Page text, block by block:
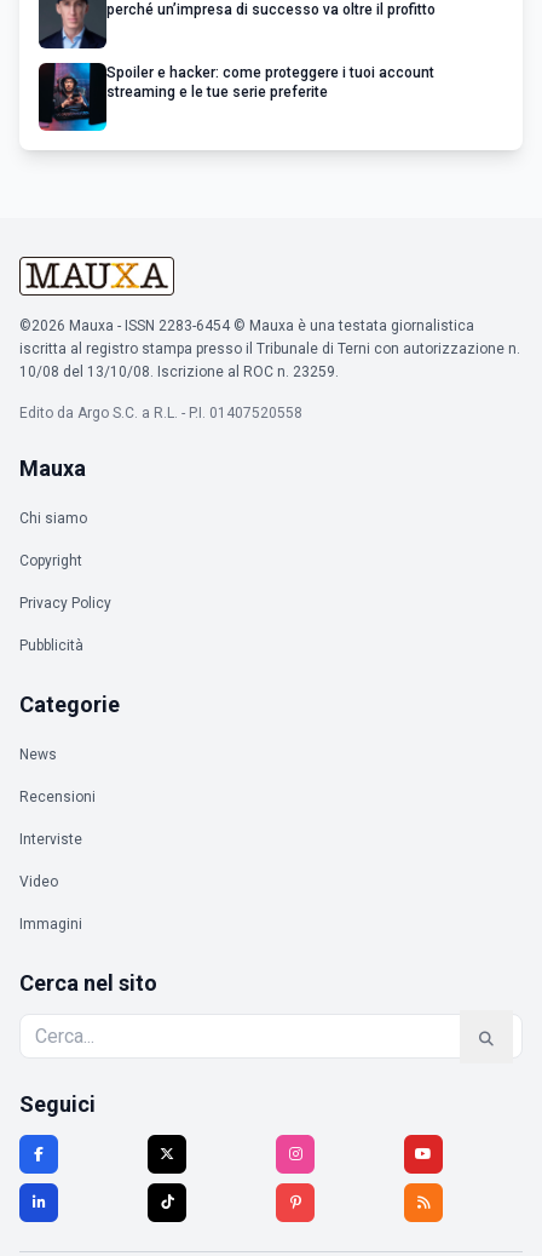
perché un’impresa di successo va oltre il profitto
Spoiler e hacker: come proteggere i tuoi account
streaming e le tue serie preferite
©2026 Mauxa - ISSN 2283-6454 © Mauxa è una testata giornalistica
iscritta al registro stampa presso il Tribunale di Terni con autorizzazione n.
10/08 del 13/10/08. Iscrizione al ROC n. 23259.
Edito da Argo S.C. a R.L. - P.I. 01407520558
Mauxa
Chi siamo
Copyright
Privacy Policy
Pubblicità
Categorie
News
Recensioni
Interviste
Video
Immagini
Cerca nel sito
Seguici